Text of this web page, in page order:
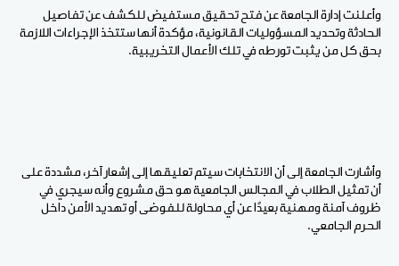
وأعلنت إدارة الجامعة عن فتح تحقيق مستفيض للكشف عن تفاصيل
الحادثة وتحديد المسؤوليات القانونية، مؤكدة أنها ستتخذ الإجراءات اللازمة
بحق كل من يثبت تورطه في تلك الأعمال التخريبية.
وأشارت الجامعة إلى أن الانتخابات سيتم تعليقها إلى إشعار آخر، مشددة على
أن تمثيل الطلاب في المجالس الجامعية هو حق مشروع وأنه سيجري في
ظروف آمنة ومهنية بعيدًا عن أي محاولة للفوضى أو تهديد الأمن داخل
الحرم الجامعي.